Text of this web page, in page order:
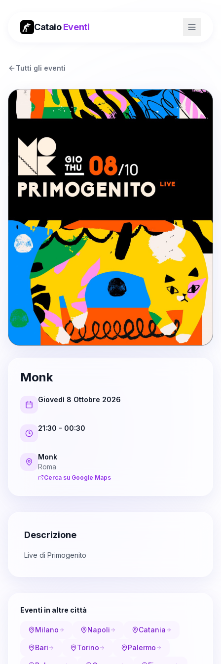
CataioEventi
Tutti gli eventi
Monk
Giovedì 8 Ottobre 2026
21:30 - 00:30
Monk
Roma
Cerca su Google Maps
Descrizione
Live di Primogenito
Eventi in altre città
Milano Napoli Catania
Bari Torino Palermo